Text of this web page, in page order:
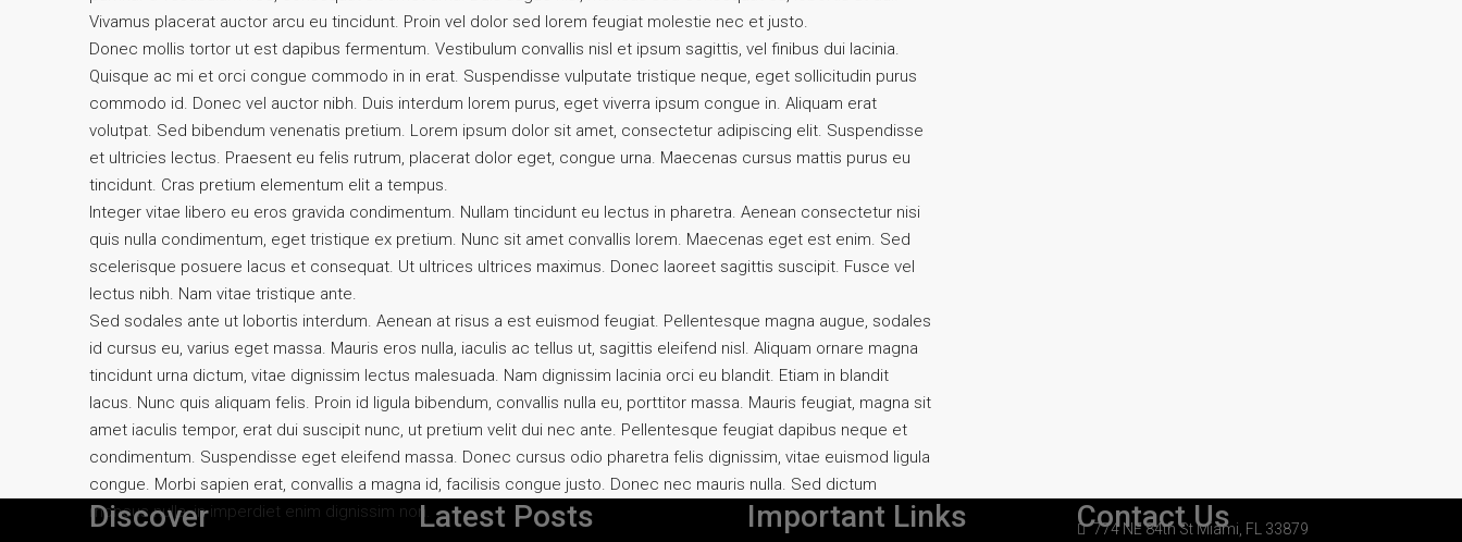
Vivamus placerat auctor arcu eu tincidunt. Proin vel dolor sed lorem feugiat molestie nec et justo.
Donec mollis tortor ut est dapibus fermentum. Vestibulum convallis nisl et ipsum sagittis, vel finibus dui lacinia.
Quisque ac mi et orci congue commodo in in erat. Suspendisse vulputate tristique neque, eget sollicitudin purus
commodo id. Donec vel auctor nibh. Duis interdum lorem purus, eget viverra ipsum congue in. Aliquam erat
volutpat. Sed bibendum venenatis pretium. Lorem ipsum dolor sit amet, consectetur adipiscing elit. Suspendisse
et ultricies lectus. Praesent eu felis rutrum, placerat dolor eget, congue urna. Maecenas cursus mattis purus eu
tincidunt. Cras pretium elementum elit a tempus.
Integer vitae libero eu eros gravida condimentum. Nullam tincidunt eu lectus in pharetra. Aenean consectetur nisi
quis nulla condimentum, eget tristique ex pretium. Nunc sit amet convallis lorem. Maecenas eget est enim. Sed
scelerisque posuere lacus et consequat. Ut ultrices ultrices maximus. Donec laoreet sagittis suscipit. Fusce vel
lectus nibh. Nam vitae tristique ante.
Sed sodales ante ut lobortis interdum. Aenean at risus a est euismod feugiat. Pellentesque magna augue, sodales
id cursus eu, varius eget massa. Mauris eros nulla, iaculis ac tellus ut, sagittis eleifend nisl. Aliquam ornare magna
tincidunt urna dictum, vitae dignissim lectus malesuada. Nam dignissim lacinia orci eu blandit. Etiam in blandit
lacus. Nunc quis aliquam felis. Proin id ligula bibendum, convallis nulla eu, porttitor massa. Mauris feugiat, magna sit
amet iaculis tempor, erat dui suscipit nunc, ut pretium velit dui nec ante. Pellentesque feugiat dapibus neque et
condimentum. Suspendisse eget eleifend massa. Donec cursus odio pharetra felis dignissim, vitae euismod ligula
congue. Morbi sapien erat, convallis a magna id, facilisis congue justo. Donec nec mauris nulla. Sed dictum
rhoncus nulla, in imperdiet enim dignissim non.
Discover Latest Posts Important Links Contact Us
774 NE 84th St Miami, FL 33879